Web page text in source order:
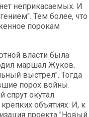
неприкасаемых. И
Тем более, что
порокам
власти была
маршал Жуков.
выстрел". Тогда
порох войны.
спрут окутал
объятиях. И, к
проекта "Новый